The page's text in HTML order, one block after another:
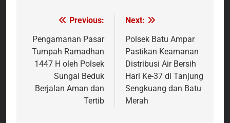
Navigasi
pos
Previous:
Pengamanan Pasar
Tumpah Ramadhan
1447 H oleh Polsek
Sungai Beduk
Berjalan Aman dan
Tertib
Next:
Polsek Batu Ampar
Pastikan Keamanan
Distribusi Air Bersih
Hari Ke-37 di Tanjung
Sengkuang dan Batu
Merah